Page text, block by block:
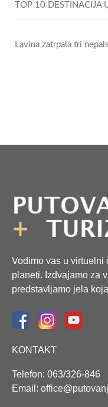
TOP 10
Lavina zatrpala tri
Vodimo vas u
planeti. Izdvajamo za
predstavljamo jela
KONTAKT
Telefon: 063/326-846
Email: